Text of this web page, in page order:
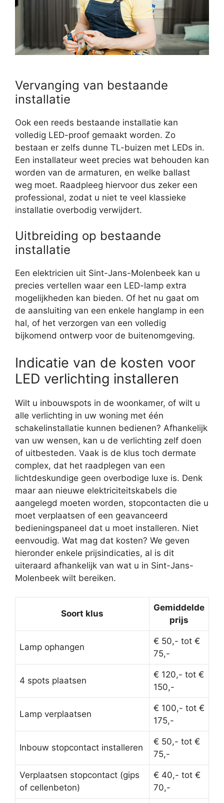
Vervanging van bestaande
installatie
Ook een reeds bestaande installatie kan
volledig LED-proof gemaakt worden. Zo
bestaan er zelfs dunne TL-buizen met LEDs in.
Een installateur weet precies wat behouden kan
worden van de armaturen, en welke ballast
weg moet. Raadpleeg hiervoor dus zeker een
professional, zodat u niet te veel klassieke
installatie overbodig verwijdert.
Uitbreiding op bestaande
installatie
Een elektricien uit Sint-Jans-Molenbeek kan u
precies vertellen waar een LED-lamp extra
mogelijkheden kan bieden. Of het nu gaat om
de aansluiting van een enkele hanglamp in een
hal, of het verzorgen van een volledig
bijkomend ontwerp voor de buitenomgeving.
Indicatie van de kosten voor
LED verlichting installeren
Wilt u inbouwspots in de woonkamer, of wilt u
alle verlichting in uw woning met één
schakelinstallatie kunnen bedienen? Afhankelijk
van uw wensen, kan u de verlichting zelf doen
of uitbesteden. Vaak is de klus toch dermate
complex, dat het raadplegen van een
lichtdeskundige geen overbodige luxe is. Denk
maar aan nieuwe elektriciteitskabels die
aangelegd moeten worden, stopcontacten die u
moet verplaatsen of een geavanceerd
bedieningspaneel dat u moet installeren. Niet
eenvoudig. Wat mag dat kosten? We geven
hieronder enkele prijsindicaties, al is dit
uiteraard afhankelijk van wat u in Sint-Jans-
Molenbeek wilt bereiken.
Soort klus
Gemiddelde
prijs
Lamp ophangen
€ 50,- tot €
75,-
4 spots plaatsen
€ 120,- tot €
150,-
Lamp verplaatsen
€ 100,- tot €
175,-
Inbouw stopcontact installeren
€ 50,- tot €
75,-
Verplaatsen stopcontact (gips
of cellenbeton)
€ 40,- tot €
70,-